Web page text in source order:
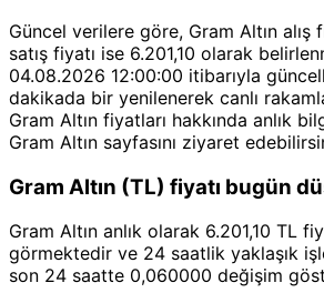
Güncel verilere göre, Gram Altın alış
satış fiyatı ise 6.201,10 olarak
04.08.2026 12:00:00 itibarıyla
dakikada bir yenilenerek canlı
Gram Altın fiyatları hakkında anlık
Gram Altın sayfasını ziyaret
Gram Altın (TL) fiyatı bugün
Gram Altın anlık olarak 6.201,10 TL
görmektedir ve 24 saatlik yaklaşık
son 24 saatte 0,060000 değişim